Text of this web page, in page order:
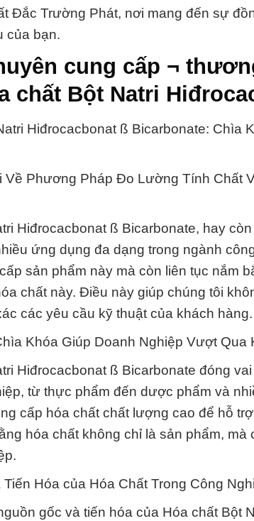
Đắc Trường Phát, nơi mang đến sự
của bạn.
cung cấp ¬
chất Bột Natri
Hiđrocacbonat ß Bicarbonate:
Về Phương Pháp Đo Lường Tính Chất
Hiđrocacbonat ß Bicarbonate, hay
ứng dụng đa dạng trong ngành
sản phẩm này mà còn liên tục nắm
chất này. Điều này giúp chúng tôi
các yêu cầu kỹ thuật của khách hàng.
Khóa Giúp Doanh Nghiệp Vượt Qua
Hiđrocacbonat ß Bicarbonate đóng
từ thực phẩm đến dược phẩm và
cấp hóa chất chất lượng cao để hỗ
hóa chất không chỉ là sản phẩm,
Hóa của Hóa Chất Trong Công
gốc và tiến hóa của Hóa chất Bột